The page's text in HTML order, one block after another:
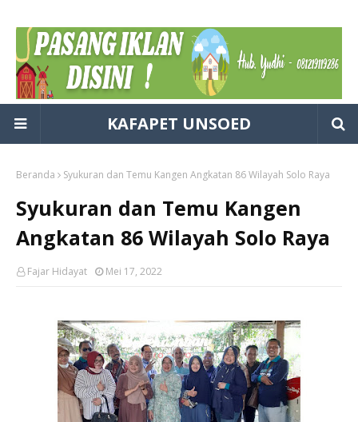
KAFAPET UNSOED
Beranda Syukuran dan Temu Kangen Angkatan 86 Wilayah Solo Raya
Syukuran dan Temu Kangen
Angkatan 86 Wilayah Solo Raya
Fajar Hidayat Mei 17, 2022